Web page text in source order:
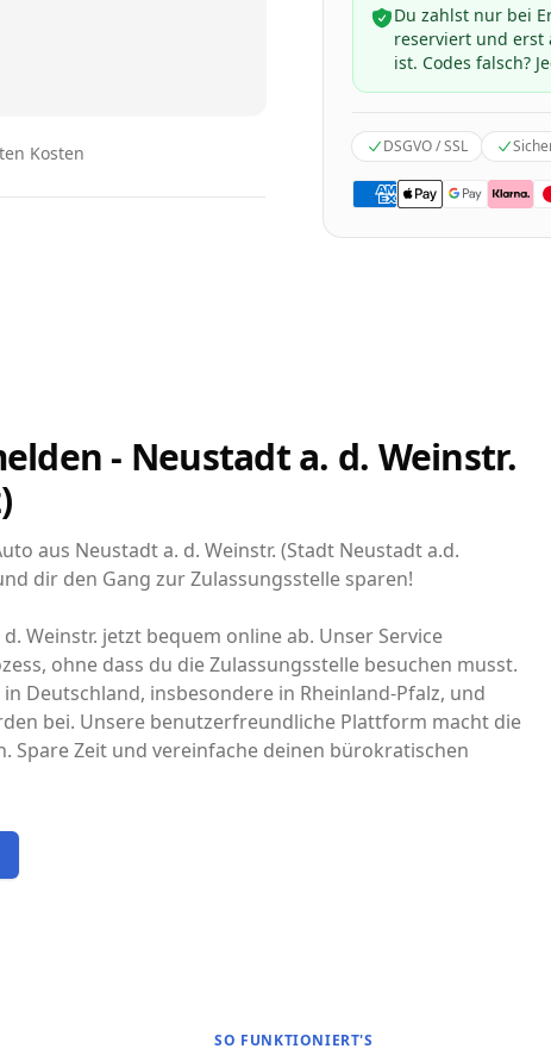
Kosten
Du zahlst nur bei
reserviert und erst
ist. Codes falsch?
DSGVO / SSL
- Neustadt a. d. Weinstr.
aus Neustadt a. d. Weinstr. (Stadt Neustadt a.d.
dir den Gang zur Zulassungsstelle sparen!
Weinstr. jetzt bequem online ab. Unser Service
ohne dass du die Zulassungsstelle besuchen musst.
Deutschland, insbesondere in Rheinland-Pfalz, und
bei. Unsere benutzerfreundliche Plattform macht die
Spare Zeit und vereinfache deinen bürokratischen
SO FUNKTIONIERT'S